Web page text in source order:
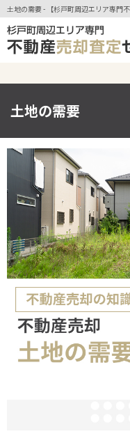
土地の需要 - 【杉戸町周辺エリア専門
土地の需要